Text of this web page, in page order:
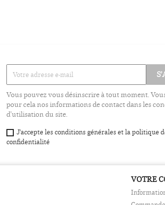
Vous pouvez vous désinscrire à tout moment.
pour cela nos informations de contact dans les
d'utilisation du site.
J'accepte les conditions générales et la politique
confidentialité
VOTRE